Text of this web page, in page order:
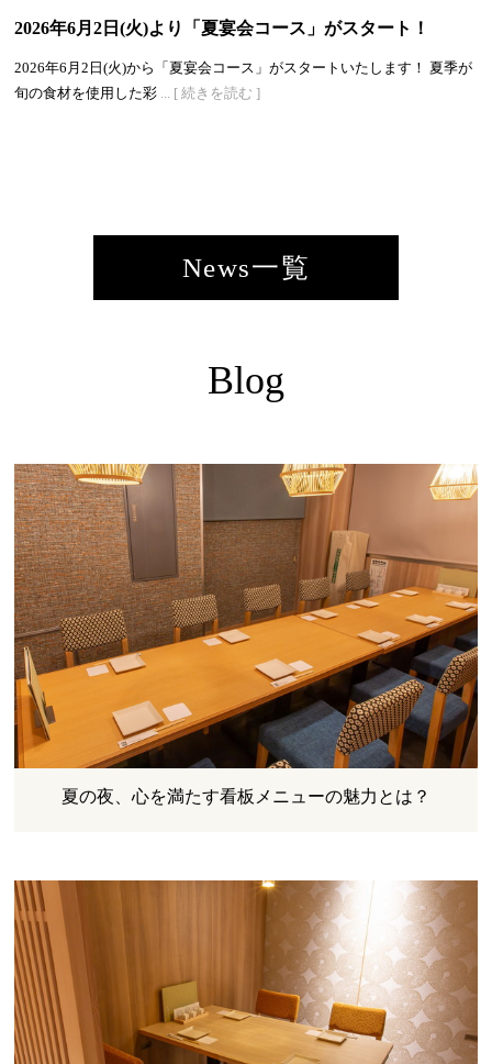
2026年6月2日(火)より「夏宴会コース」がスタート！
2026年6月2日(火)から「夏宴会コース」がスタートいたします！ 夏季が
旬の食材を使用した彩 ... [ 続きを読む ]
News一覧
Blog
夏の夜、心を満たす看板メニューの魅力とは？